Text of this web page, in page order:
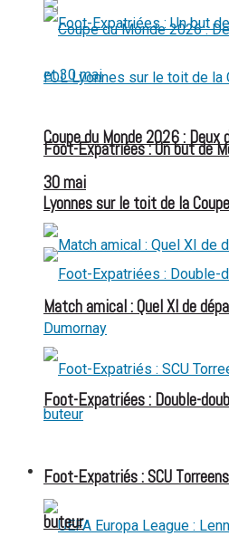
Foot-Expatriées : Un but de
Lyonnes sur le toit de la
Foot-Expatriées : Double-
FOOT EXPATRIÉS
Coupe du Monde 2026 :
30 mai
Match amical : Quel XI de
Foot-Expatriés : SCU
buteur